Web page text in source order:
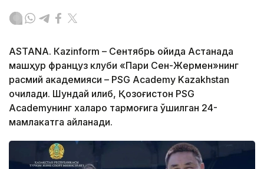
ASTANА. Кazinform – Сентябрь ойида Астанада
машҳур француз клуби «Пари Сен-Жермен»нинг
расмий академияси – PSG Academy Kazakhstan
очилади. Шундай қилиб, Қозоғистон PSG
Academyнинг халқаро тармоғига қўшилган 24-
мамлакатга айланади.